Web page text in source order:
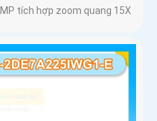
tích hợp zoom quang 15X